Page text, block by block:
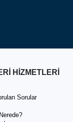
HİZMETLERİ
Sorular